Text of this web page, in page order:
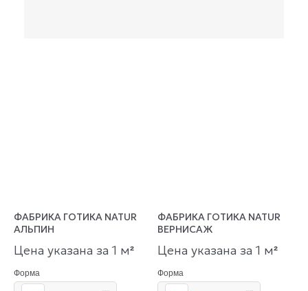
ФАБРИКА ГОТИКА NATUR
АЛЬПИН
Цена указана за 1 м²
Форма
ФАБРИКА ГОТИКА NATUR
ВЕРНИСАЖ
Цена указана за 1 м²
Форма